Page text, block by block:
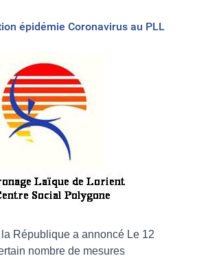
épidémie Coronavirus au PLL
République a annoncé Le 12
nombre de mesures